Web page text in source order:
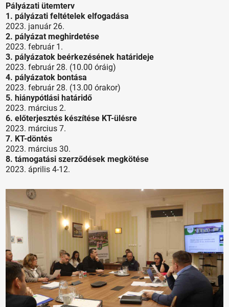
Pályázati ütemterv
1. pályázati feltételek elfogadása
2023. január 26.
2. pályázat meghirdetése
2023. február 1.
3. pályázatok beérkezésének határideje
2023. február 28. (10.00 óráig)
4. pályázatok bontása
2023. február 28. (13.00 órakor)
5. hiánypótlási határidő
2023. március 2.
6. előterjesztés készítése KT-ülésre
2023. március 7.
7. KT-döntés
2023. március 30.
8. támogatási szerződések megkötése
2023. április 4-12.